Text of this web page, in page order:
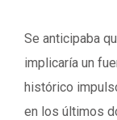
Se anticipaba
implicaría un
histórico
en los últimos